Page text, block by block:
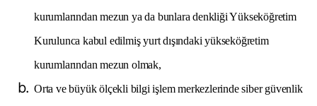
kurumlarından mezun ya da bunlara denkliği Yükseköğretim
Kurulunca kabul edilmiş yurt dışındaki yükseköğretim
kurumlarından mezun olmak,
Orta ve büyük ölçekli bilgi işlem merkezlerinde siber güvenlik